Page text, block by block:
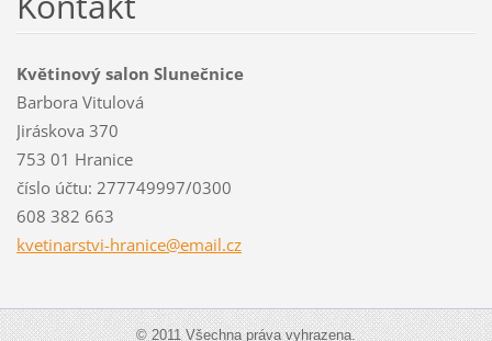
Květinový salon Slunečnice
Barbora Vitulová
Jiráskova 370
753 01 Hranice
číslo účtu: 277749997/0300
608 382 663
kvetinarstvi-hranice@email.cz
© 2011 Všechna práva vyhrazena.